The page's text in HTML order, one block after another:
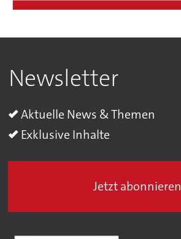
Newsletter
Aktuelle News & Themen
Exklusive Inhalte
Jetzt abonnieren